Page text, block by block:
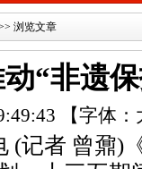
浏览文章
“非遗
【字体：
者 曾鼐)